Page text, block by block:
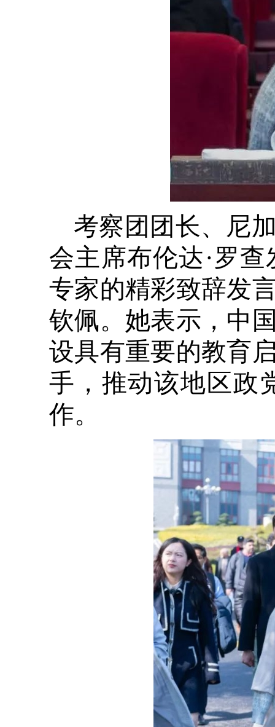
考察团团长、尼
会主席布伦达·罗
专家的精彩致辞发
钦佩。她表示，中
设具有重要的教育
手，推动该地区政
作。